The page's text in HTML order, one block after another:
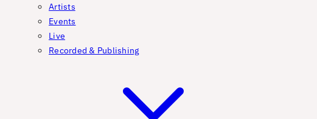
Artists
Events
Live
Recorded & Publishing